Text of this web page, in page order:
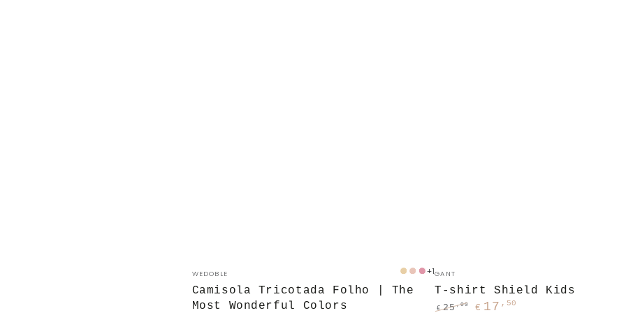
Tricotada
Folho
Fornecedor:
WEDOBLE Amarelo
Rosa
Rosa
Médio
+1
Camisola Tricotada Folho | The
Most Wonderful Colors
shirt
Shield
Fornecedor:
GANT
T-shirt Shield Kids
€ 25,00 € 17 ,50